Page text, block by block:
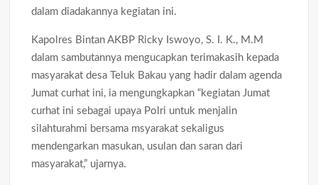
dalam diadakannya kegiatan ini.
Kapolres Bintan AKBP Ricky Iswoyo, S. I. K., M.M
dalam sambutannya mengucapkan terimakasih kepada
masyarakat desa Teluk Bakau yang hadir dalam agenda
Jumat curhat ini, ia mengungkapkan “kegiatan Jumat
curhat ini sebagai upaya Polri untuk menjalin
silahturahmi bersama msyarakat sekaligus
mendengarkan masukan, usulan dan saran dari
masyarakat,” ujarnya.